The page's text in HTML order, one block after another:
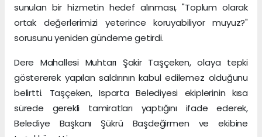
sunulan bir hizmetin hedef alınması, "Toplum olarak
ortak değerlerimizi yeterince koruyabiliyor muyuz?"
sorusunu yeniden gündeme getirdi.
Dere Mahallesi Muhtarı Şakir Taşçeken, olaya tepki
göstererek yapılan saldırının kabul edilemez olduğunu
belirtti. Taşçeken, Isparta Belediyesi ekiplerinin kısa
sürede gerekli tamiratları yaptığını ifade ederek,
Belediye Başkanı Şükrü Başdeğirmen ve ekibine